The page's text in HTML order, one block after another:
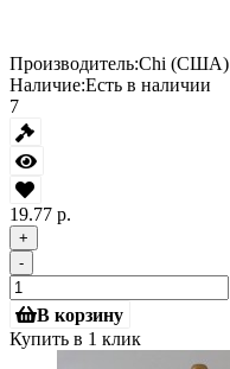
Производитель:Chi (США)
Наличие:Есть в наличии
7
19.77 р.
+
-
В корзину
Купить в 1 клик